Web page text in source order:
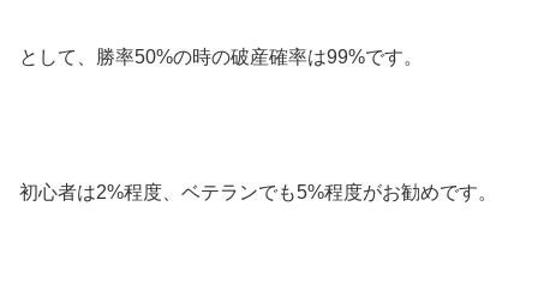
として、勝率50%の時の破産確率は99%です。
初心者は2%程度、ベテランでも5%程度がお勧めです。